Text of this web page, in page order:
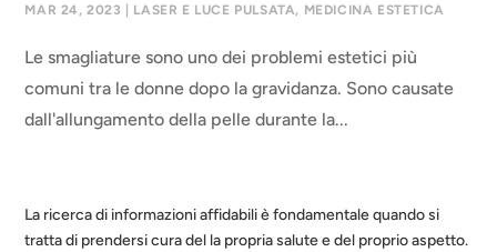
MAR 24, 2023 | LASER E LUCE PULSATA, MEDICINA ESTETICA
Le smagliature sono uno dei problemi estetici più
comuni tra le donne dopo la gravidanza. Sono causate
dall'allungamento della pelle durante la...
La ricerca di informazioni affidabili è fondamentale quando si
tratta di prendersi cura del la propria salute e del proprio aspetto.